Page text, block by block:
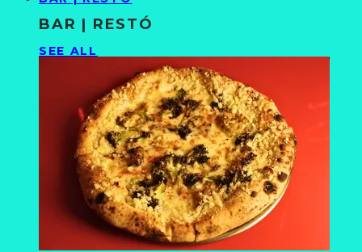
BAR | RESTÓ
SEE ALL